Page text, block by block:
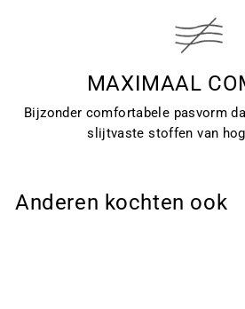
MAXIMAAL
Bijzonder comfortabele pasvorm
slijtvaste stoffen van
Anderen kochten ook